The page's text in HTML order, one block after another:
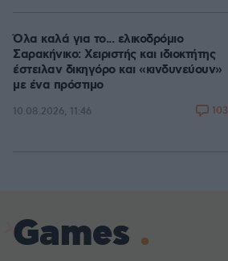
Όλα καλά για το... ελικοδρόμιο
Σαρακήνικο: Χειριστής και ιδιοκτήτης
έστειλαν δικηγόρο και «κινδυνεύουν»
με ένα πρόστιμο
10.08.2026, 11:46 103
Games